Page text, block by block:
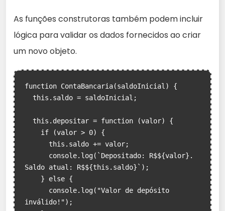
As funções construtoras também podem incluir
lógica para validar os dados fornecidos ao criar
um novo objeto.
function ContaBancaria(saldoInicial) {
Saldo atual: R$${this.saldo}`);
inválido!");